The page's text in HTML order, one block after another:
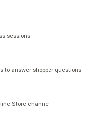
sessions
to answer shopper questions
Store channel